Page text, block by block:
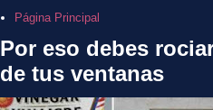
Página Principal
Por eso debes
de tus ventanas